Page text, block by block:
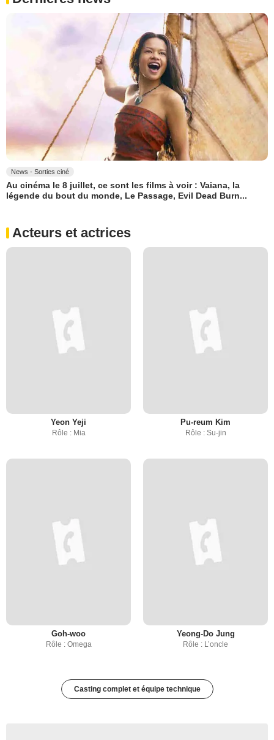
News - Sorties ciné
Au cinéma le 8 juillet, ce sont les films à voir : Vaiana, la
légende du bout du monde, Le Passage, Evil Dead Burn...
Acteurs et actrices
Yeon Yeji
Rôle : Mia
Pu-reum Kim
Rôle : Su-jin
Goh-woo
Rôle : Omega
Yeong-Do Jung
Rôle : L’oncle
Casting complet et équipe technique